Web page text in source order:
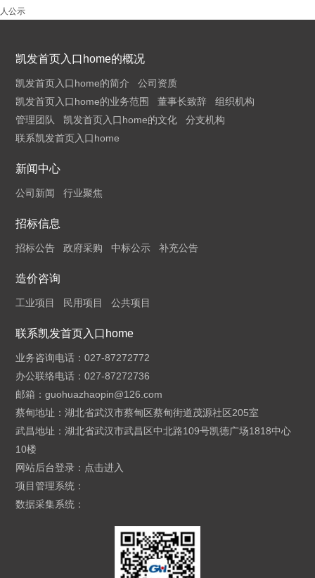
人公示
凯发首页入口home的概况
凯发首页入口home的简介
公司资质
凯发首页入口home的业务范围
董事长致辞
组织机构
管理团队
凯发首页入口home的文化
分支机构
联系凯发首页入口home
新闻中心
公司新闻 行业聚焦
招标信息
招标公告 政府采购 中标公示 补充公告
造价咨询
工业项目 民用项目 公共项目
联系凯发首页入口home
业务咨询电话：027-87272772
办公联络电话：027-87272736
邮箱：guohuazhaopin@126.com
蔡甸地址：湖北省武汉市蔡甸区蔡甸街道茂源社区205室
武昌地址：湖北省武汉市武昌区中北路109号凯德广场1818中心
10楼
网站后台登录： 点击进入
项目管理系统：
数据采集系统：